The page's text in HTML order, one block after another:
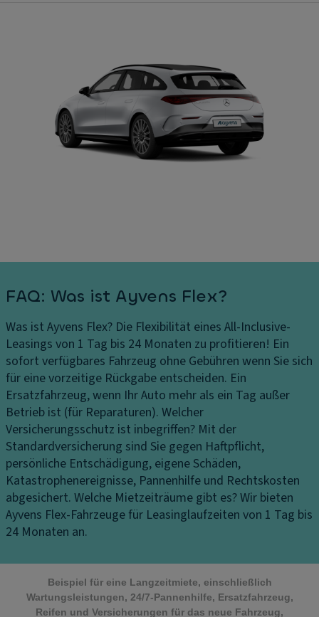
FAQ: Was ist Ayvens Flex?
Was ist Ayvens Flex? Die Flexibilität eines All-Inclusive-
Leasings von 1 Tag bis 24 Monaten zu profitieren! Ein
sofort verfügbares Fahrzeug ohne Gebühren wenn Sie sich
für eine vorzeitige Rückgabe entscheiden. Ein
Ersatzfahrzeug, wenn Ihr Auto mehr als ein Tag außer
Betrieb ist (für Reparaturen). Welcher
Versicherungsschutz ist inbegriffen? Mit der
Standardversicherung sind Sie gegen Haftpflicht,
persönliche Entschädigung, eigene Schäden,
Katastrophenereignisse, Pannenhilfe und Rechtskosten
abgesichert. Welche Mietzeiträume gibt es?Wir bieten
Ayvens Flex-Fahrzeuge für Leasinglaufzeiten von 1 Tag bis
24 Monaten an.
Beispiel für eine Langzeitmiete, einschließlich
Wartungsleistungen, 24/7-Pannenhilfe, Ersatzfahrzeug,
Reifen und Versicherungen für das neue Fahrzeug,